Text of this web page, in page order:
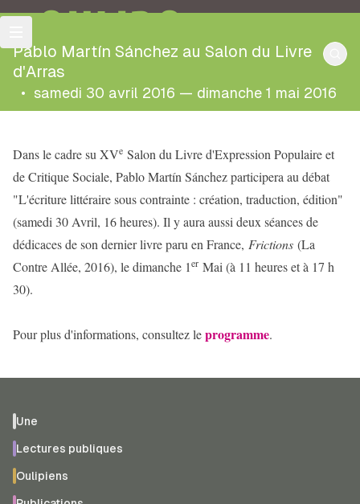
OULIPO
Pablo Martín Sánchez au Salon du Livre
d'Arras
• samedi 30 avril 2016 — dimanche 1 mai 2016
Dans le cadre su XVe Salon du Livre d'Expression Populaire et
de Critique Sociale, Pablo Martín Sánchez participera au débat
"L'écriture littéraire sous contrainte : création, traduction, édition"
(samedi 30 Avril, 16 heures). Il y aura aussi deux séances de
dédicaces de son dernier livre paru en France, Frictions (La
Contre Allée, 2016), le dimanche 1er Mai (à 11 heures et à 17 h
30).
Pour plus d'informations, consultez leprogramme.
Une
Lectures publiques
Oulipiens